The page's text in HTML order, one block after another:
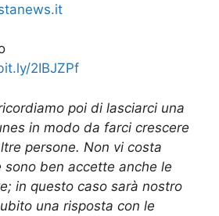
2IBJZPf
poi di lasciarci una
in modo da farci crescere
persone. Non vi costa
sono ben accette anche le
in questo caso sarà nostro
una risposta con le